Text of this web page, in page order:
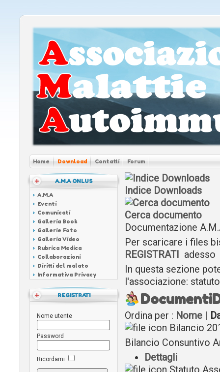
Home Download Contatti Forum
A.M.A ONLUS
A.M.A
Eventi
Comunicati
Galleria Book
Gallerie Foto
Galleria Video
Rubrica Medica
Collaborazioni
Diritti del malato
Informativa Privacy
REGISTRATI
Nome utente
Password
Ricordami
Indice Downloads
Cerca documento
Documentazione
Per scaricare i files
REGISTRATI
adesso
In questa sezione
l'associazione:
Documenti
Ordina per : Nome
Bilancio
Bilancio Consuntivo
Dettagli